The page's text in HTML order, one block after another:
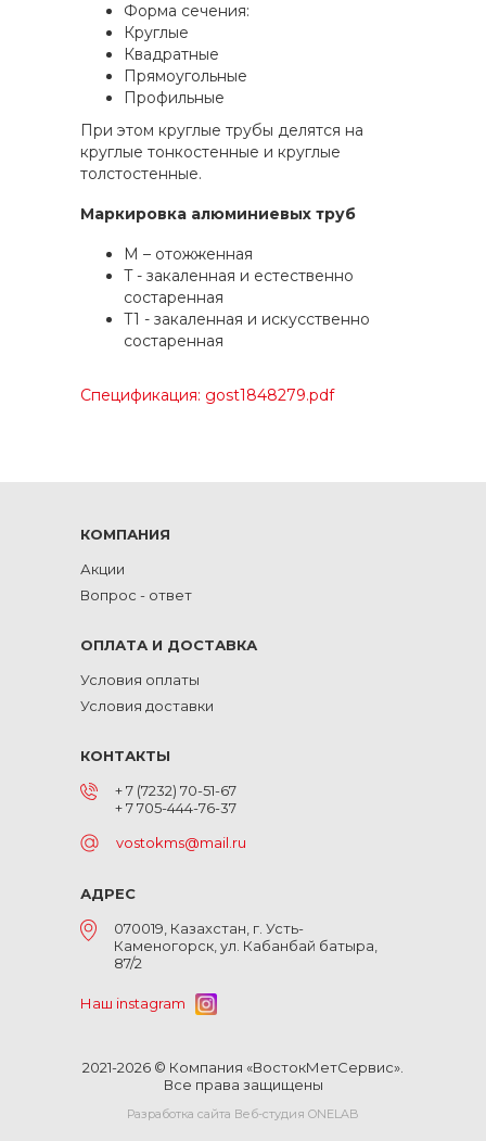
Форма сечения:
Круглые
Квадратные
Прямоугольные
Профильные
При этом круглые трубы делятся на
круглые тонкостенные и круглые
толстостенные.
Маркировка алюминиевых труб
M – отожженная
T - закаленная и естественно
состаренная
T1 - закаленная и искусственно
состаренная
Спецификация: gost1848279.pdf
КОМПАНИЯ
Акции
Вопрос - ответ
ОПЛАТА И ДОСТАВКА
Условия оплаты
Условия доставки
КОНТАКТЫ
+ 7 (7232) 70-51-67
+ 7 705-444-76-37
vostokms@mail.ru
АДРЕС
070019, Казахстан, г. Усть-
Каменогорск, ул. Кабанбай батыра,
87/2
Наш instagram
2021-2026 © Компания «ВостокМетСервис».
Все права защищены
Разработка сайта Веб-студия ONELAB